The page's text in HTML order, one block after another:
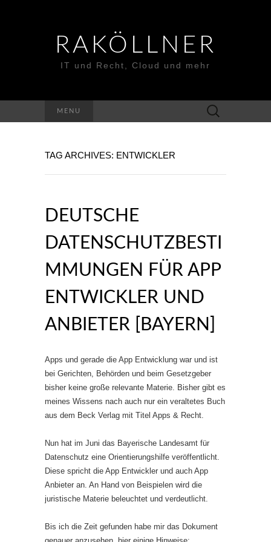
RAKÖLLNER
IT und Recht, Cloud und mehr
MENU
Suchen
nach:
TAG ARCHIVES: ENTWICKLER
DEUTSCHE
DATENSCHUTZBESTI
MMUNGEN FÜR APP
ENTWICKLER UND
ANBIETER [BAYERN]
Apps und gerade die App Entwicklung war und ist
bei Gerichten, Behörden und beim Gesetzgeber
bisher keine große relevante Materie. Bisher gibt es
meines Wissens nach auch nur ein veraltetes Buch
aus dem Beck Verlag mit Titel Apps & Recht.
Nun hat im Juni das Bayerische Landesamt für
Datenschutz eine Orientierungshilfe veröffentlicht.
Diese spricht die App Entwickler und auch App
Anbieter an. An Hand von Beispielen wird die
juristische Materie beleuchtet und verdeutlicht.
Bis ich die Zeit gefunden habe mir das Dokument